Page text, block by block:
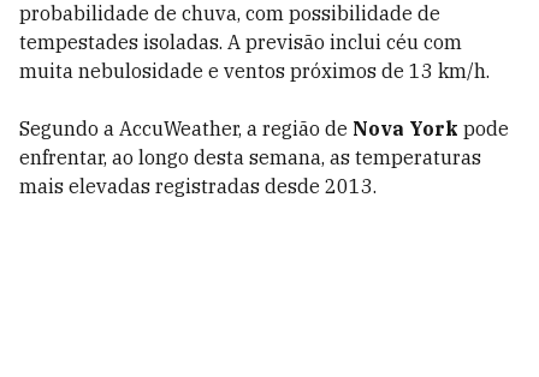
probabilidade de chuva, com possibilidade de
tempestades isoladas. A previsão inclui céu com
muita nebulosidade e ventos próximos de 13 km/h.
Segundo a AccuWeather, a região de Nova York pode
enfrentar, ao longo desta semana, as temperaturas
mais elevadas registradas desde 2013.